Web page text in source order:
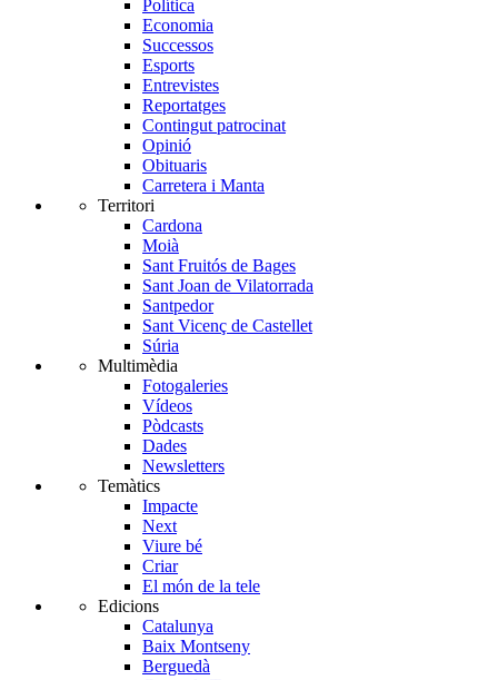
Política
Economia
Successos
Esports
Entrevistes
Reportatges
Contingut patrocinat
Opinió
Obituaris
Carretera i Manta
Territori
Cardona
Moià
Sant Fruitós de Bages
Sant Joan de Vilatorrada
Santpedor
Sant Vicenç de Castellet
Súria
Multimèdia
Fotogaleries
Vídeos
Pòdcasts
Dades
Newsletters
Temàtics
Impacte
Next
Viure bé
Criar
El món de la tele
Edicions
Catalunya
Baix Montseny
Berguedà